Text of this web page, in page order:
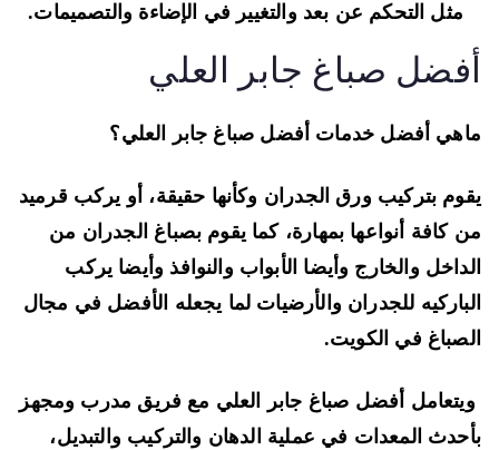
مثل التحكم عن بعد والتغيير في الإضاءة والتصميمات.
صباغ جابر العلي
أفضل خدمات أفضل صباغ جابر العلي؟
بتركيب ورق الجدران وكأنها حقيقة، أو يركب قرميد
كافة أنواعها بمهارة، كما يقوم بصباغ الجدران من
والخارج وأيضا الأبواب والنوافذ وأيضا يركب
للجدران والأرضيات لما يجعله الأفضل في مجال
في الكويت.
أفضل صباغ جابر العلي مع فريق مدرب ومجهز
المعدات في عملية الدهان والتركيب والتبديل،